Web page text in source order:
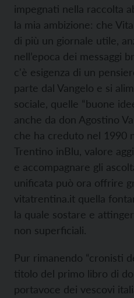
impegnati nella raccolta
la mia ambizione: che
di più un giornale utile,
nell’epoca dei messaggi
c'è esigenza di un
parte dal Vangelo e si
sociale, quelle “buone
anche da don Agostino
che ha creduto nel 1990
Trentino inBlu, valore
e accompagnare gli
unificata può ora offrire
vitatrentina.it quella
la quale sostare e
non superficiali.
Pur rimanendo “cronisti
titolo del primo libro di
portavoce dei vescovi